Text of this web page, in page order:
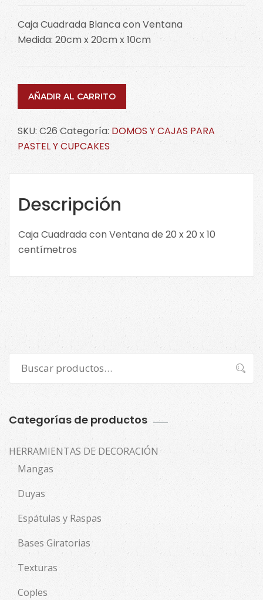
Caja Cuadrada Blanca con Ventana
Medida: 20cm x 20cm x 10cm
AÑADIR AL CARRITO
SKU: C26 Categoría:DOMOS Y CAJAS PARA
PASTEL Y CUPCAKES
Descripción
Caja Cuadrada con Ventana de 20 x 20 x 10
centímetros
por:
Buscar
Categorías de productos
HERRAMIENTAS DE DECORACIÓN
Mangas
Duyas
Espátulas y Raspas
Bases Giratorias
Texturas
Coples